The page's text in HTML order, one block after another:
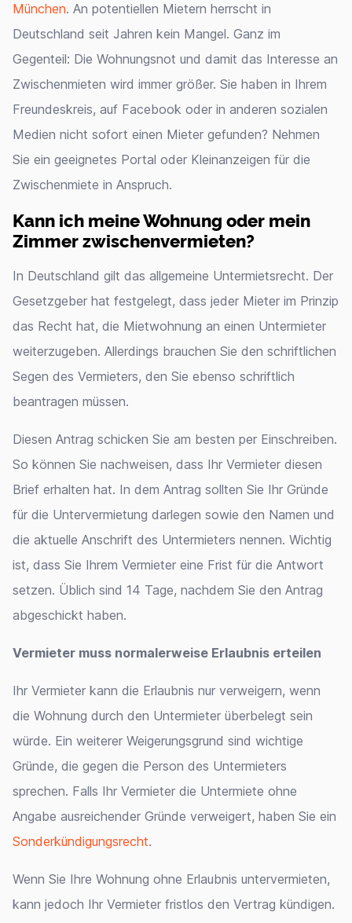
München. An potentiellen Mietern herrscht in
Deutschland seit Jahren kein Mangel. Ganz im
Gegenteil: Die Wohnungsnot und damit das Interesse an
Zwischenmieten wird immer größer. Sie haben in Ihrem
Freundeskreis, auf Facebook oder in anderen sozialen
Medien nicht sofort einen Mieter gefunden? Nehmen
Sie ein geeignetes Portal oder Kleinanzeigen für die
Zwischenmiete in Anspruch.
Kann ich meine Wohnung oder mein
Zimmer zwischenvermieten?
In Deutschland gilt das allgemeine Untermietsrecht. Der
Gesetzgeber hat festgelegt, dass jeder Mieter im Prinzip
das Recht hat, die Mietwohnung an einen Untermieter
weiterzugeben. Allerdings brauchen Sie den schriftlichen
Segen des Vermieters, den Sie ebenso schriftlich
beantragen müssen.
Diesen Antrag schicken Sie am besten per Einschreiben.
So können Sie nachweisen, dass Ihr Vermieter diesen
Brief erhalten hat. In dem Antrag sollten Sie Ihr Gründe
für die Untervermietung darlegen sowie den Namen und
die aktuelle Anschrift des Untermieters nennen. Wichtig
ist, dass Sie Ihrem Vermieter eine Frist für die Antwort
setzen. Üblich sind 14 Tage, nachdem Sie den Antrag
abgeschickt haben.
Vermieter muss normalerweise Erlaubnis erteilen
Ihr Vermieter kann die Erlaubnis nur verweigern, wenn
die Wohnung durch den Untermieter überbelegt sein
würde. Ein weiterer Weigerungsgrund sind wichtige
Gründe, die gegen die Person des Untermieters
sprechen. Falls Ihr Vermieter die Untermiete ohne
Angabe ausreichender Gründe verweigert, haben Sie ein
Sonderkündigungsrecht.
Wenn Sie Ihre Wohnung ohne Erlaubnis untervermieten,
kann jedoch Ihr Vermieter fristlos den Vertrag kündigen.